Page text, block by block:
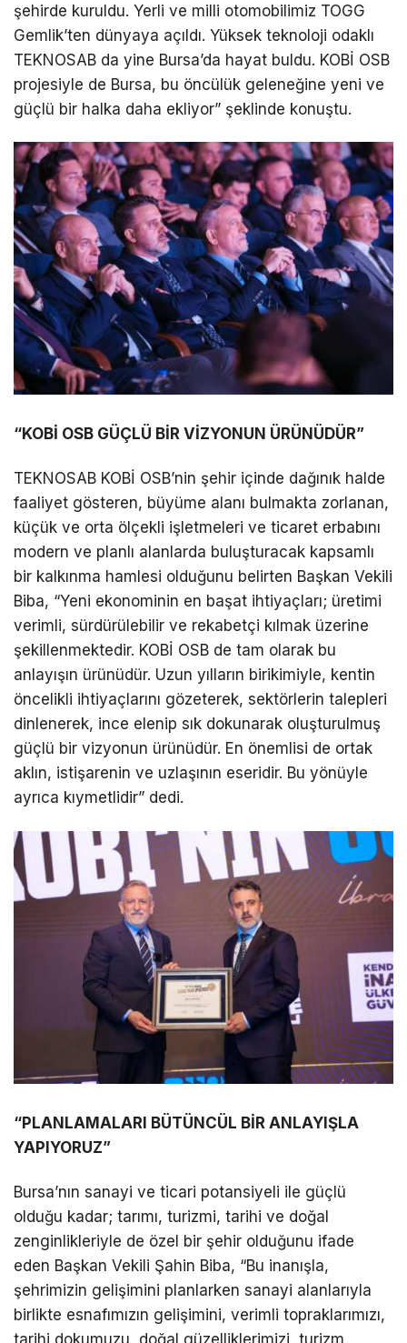
şehirde kuruldu. Yerli ve milli otomobilimiz TOGG
Gemlik’ten dünyaya açıldı. Yüksek teknoloji odaklı
TEKNOSAB da yine Bursa’da hayat buldu. KOBİ OSB
projesiyle de Bursa, bu öncülük geleneğine yeni ve
güçlü bir halka daha ekliyor” şeklinde konuştu.
“KOBİ OSB GÜÇLÜ BİR VİZYONUN ÜRÜNÜDÜR”
TEKNOSAB KOBİ OSB’nin şehir içinde dağınık halde
faaliyet gösteren, büyüme alanı bulmakta zorlanan,
küçük ve orta ölçekli işletmeleri ve ticaret erbabını
modern ve planlı alanlarda buluşturacak kapsamlı
bir kalkınma hamlesi olduğunu belirten Başkan Vekili
Biba, “Yeni ekonominin en başat ihtiyaçları; üretimi
verimli, sürdürülebilir ve rekabetçi kılmak üzerine
şekillenmektedir. KOBİ OSB de tam olarak bu
anlayışın ürünüdür. Uzun yılların birikimiyle, kentin
öncelikli ihtiyaçlarını gözeterek, sektörlerin talepleri
dinlenerek, ince elenip sık dokunarak oluşturulmuş
güçlü bir vizyonun ürünüdür. En önemlisi de ortak
aklın, istişarenin ve uzlaşının eseridir. Bu yönüyle
ayrıca kıymetlidir” dedi.
“PLANLAMALARI BÜTÜNCÜL BİR ANLAYIŞLA
YAPIYORUZ”
Bursa’nın sanayi ve ticari potansiyeli ile güçlü
olduğu kadar; tarımı, turizmi, tarihi ve doğal
zenginlikleriyle de özel bir şehir olduğunu ifade
eden Başkan Vekili Şahin Biba, “Bu inanışla,
şehrimizin gelişimini planlarken sanayi alanlarıyla
birlikte esnafımızın gelişimini, verimli topraklarımızı,